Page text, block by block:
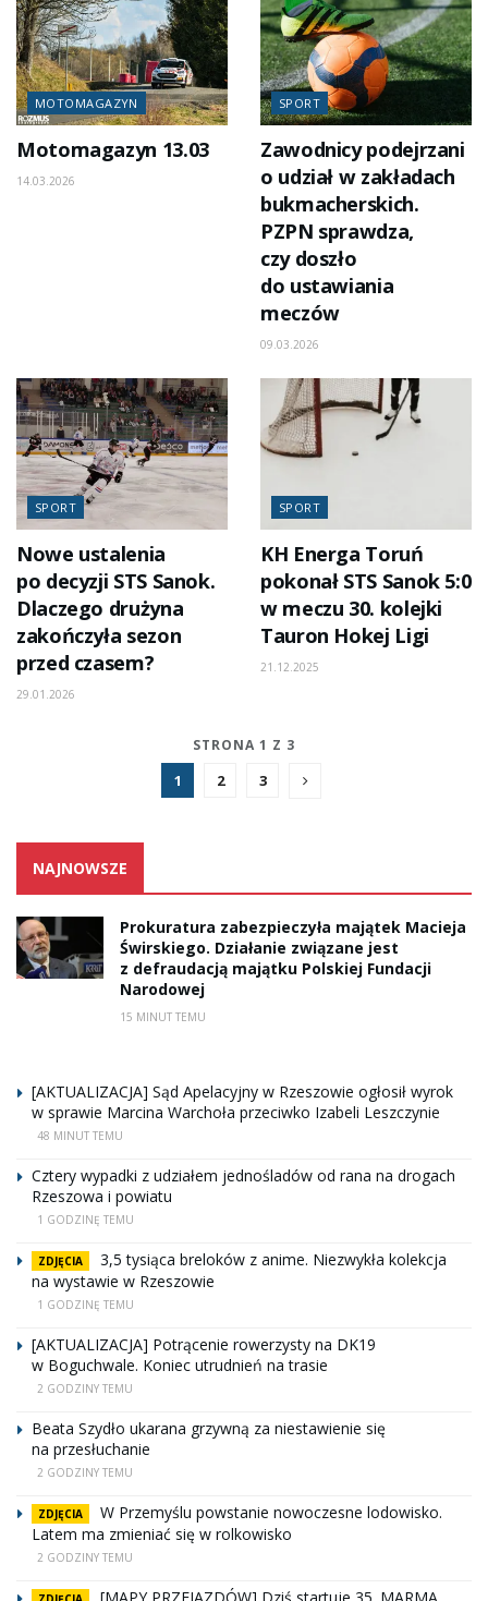
MOTOMAGAZYN
Motomagazyn 13.03
14.03.2026
SPORT
Zawodnicy podejrzani
o udział w zakładach
bukmacherskich.
PZPN sprawdza,
czy doszło
do ustawiania
meczów
09.03.2026
SPORT
Nowe ustalenia
po decyzji STS Sanok.
Dlaczego drużyna
zakończyła sezon
przed czasem?
29.01.2026
SPORT
KH Energa Toruń
pokonał STS Sanok 5:0
w meczu 30. kolejki
Tauron Hokej Ligi
21.12.2025
STRONA 1 Z 3
1 2 3
NAJNOWSZE
Prokuratura zabezpieczyła majątek Macieja
Świrskiego. Działanie związane jest
z defraudacją majątku Polskiej Fundacji
Narodowej
15 MINUT TEMU
[AKTUALIZACJA] Sąd Apelacyjny w Rzeszowie ogłosił wyrok
w sprawie Marcina Warchoła przeciwko Izabeli Leszczynie
48 MINUT TEMU
Cztery wypadki z udziałem jednośladów od rana na drogach
Rzeszowa i powiatu
1 GODZINĘ TEMU
ZDJĘCIA
3,5 tysiąca breloków z anime. Niezwykła kolekcja
na wystawie w Rzeszowie
1 GODZINĘ TEMU
[AKTUALIZACJA] Potrącenie rowerzysty na DK19
w Boguchwale. Koniec utrudnień na trasie
2 GODZINY TEMU
Beata Szydło ukarana grzywną za niestawienie się
na przesłuchanie
2 GODZINY TEMU
ZDJĘCIA
W Przemyślu powstanie nowoczesne lodowisko.
Latem ma zmieniać się w rolkowisko
2 GODZINY TEMU
[MAPY PRZEJAZDÓW] Dziś startuje 35. MARMA